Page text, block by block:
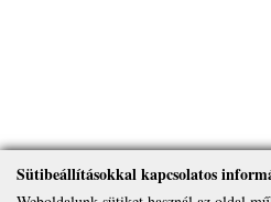
Sütibeállításokkal kapcsolatos